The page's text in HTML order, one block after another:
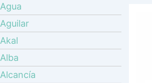
Agua
Aguilar
Akal
Alba
Alcancía